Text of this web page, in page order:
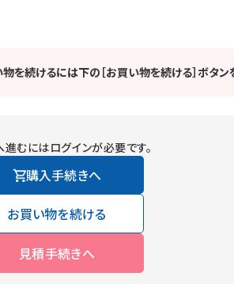
を続けるには下の［お買い物を続ける］ボタン
進むにはログインが必要です。
購入手続きへ
お買い物を続ける
見積手続きへ